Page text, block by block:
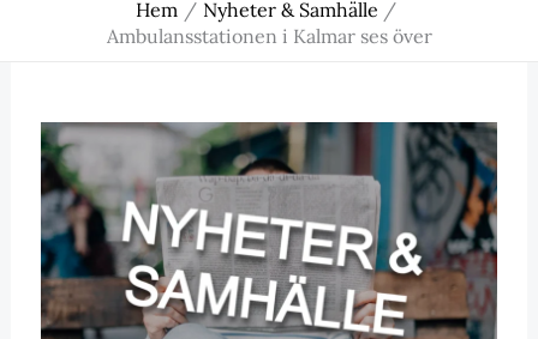
Hem
Nyheter & Samhälle
Ambulansstationen i Kalmar ses över